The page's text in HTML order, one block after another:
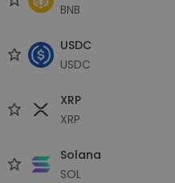
BNB
USDC
USDC
XRP
XRP
Solana
SOL